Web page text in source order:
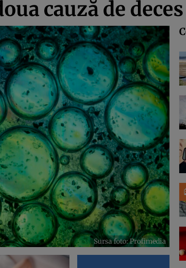
cauză de
Sursa foto: Profimedia